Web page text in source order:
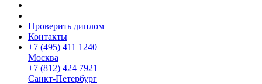
Проверить диплом
Контакты
+7 (495) 411 1240
Москва
+7 (812) 424 7921
Санкт-Петербург